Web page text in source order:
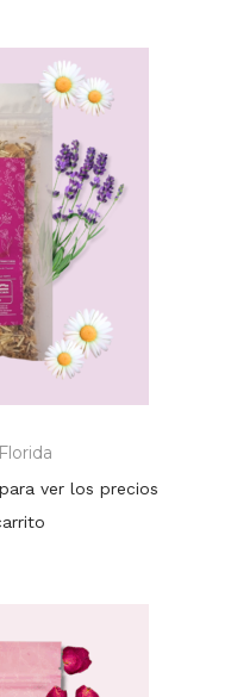
ver los precios